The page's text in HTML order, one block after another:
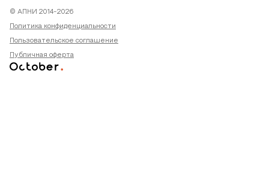
© АПНИ 2014-2026
Политика конфиденциальности
Пользовательское соглашение
Публичная оферта